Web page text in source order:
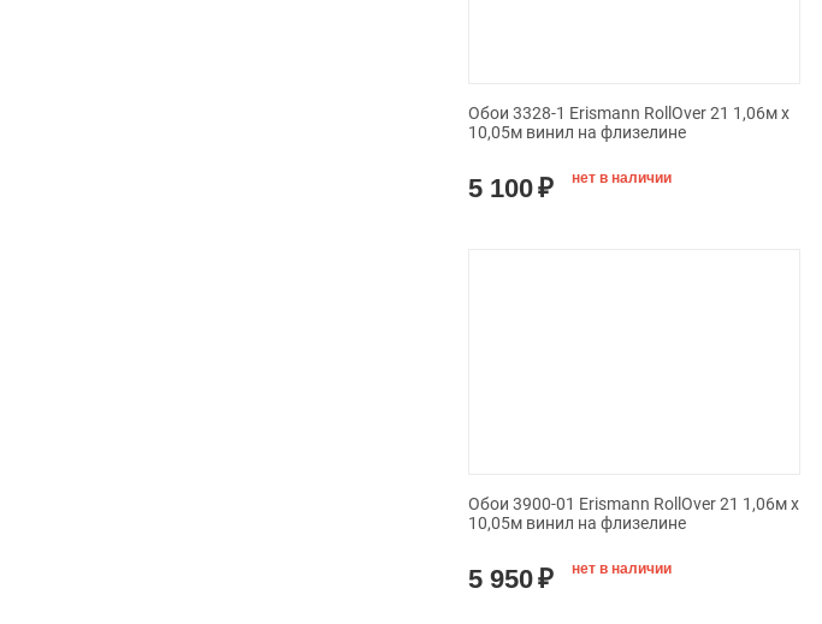
Обои 3328-1 Erismann RollOver 21 1,06м х
10,05м винил на флизелине
5 100₽ нет в наличии
Обои 3900-01 Erismann RollOver 21 1,06м х
10,05м винил на флизелине
5 950₽ нет в наличии